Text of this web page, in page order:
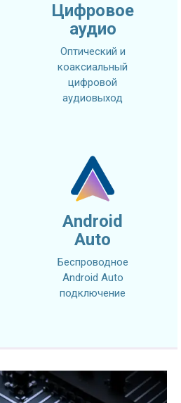
Цифровое
аудио
Оптический и
коаксиальный
цифровой
аудиовыход
Android
Auto
Беспроводное
Android Auto
подключение